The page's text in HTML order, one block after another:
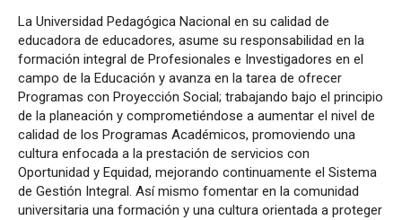
La Universidad Pedagógica Nacional en su calidad de
educadora de educadores, asume su responsabilidad en la
formación integral de Profesionales e Investigadores en el
campo de la Educación y avanza en la tarea de ofrecer
Programas con Proyección Social; trabajando bajo el principio
de la planeación y comprometiéndose a aumentar el nivel de
calidad de los Programas Académicos, promoviendo una
cultura enfocada a la prestación de servicios con
Oportunidad y Equidad, mejorando continuamente el Sistema
de Gestión Integral. Así mismo fomentar en la comunidad
universitaria una formación y una cultura orientada a proteger